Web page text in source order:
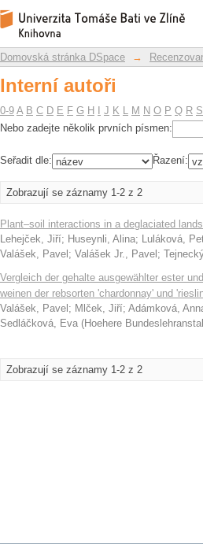
Interní autoři
Repozitář DSpace/Manakin
Domovská stránka DSpace →
Interní autoři
0-9 A B C D E F G H J K L M N O P Q R S
Nebo zadejte několik prvních písmen:
Seřadit dle: Řazení:
Zobrazují se záznamy 1-2 z 2
Plant–soil interactions in a deglaciated
Lehejček, Jiří; Huseynli, Alina; Luláková,
Valášek, Pavel ; Valášek Jr., Pavel ;
Vergleich der gehalte ausgewählter ester
weinen der rebsorten 'chardonnay' und
Valášek, Pavel ; Mlček, Jiří; Adámková,
Sedláčková, Eva (Hoehere
Zobrazují se záznamy 1-2 z 2